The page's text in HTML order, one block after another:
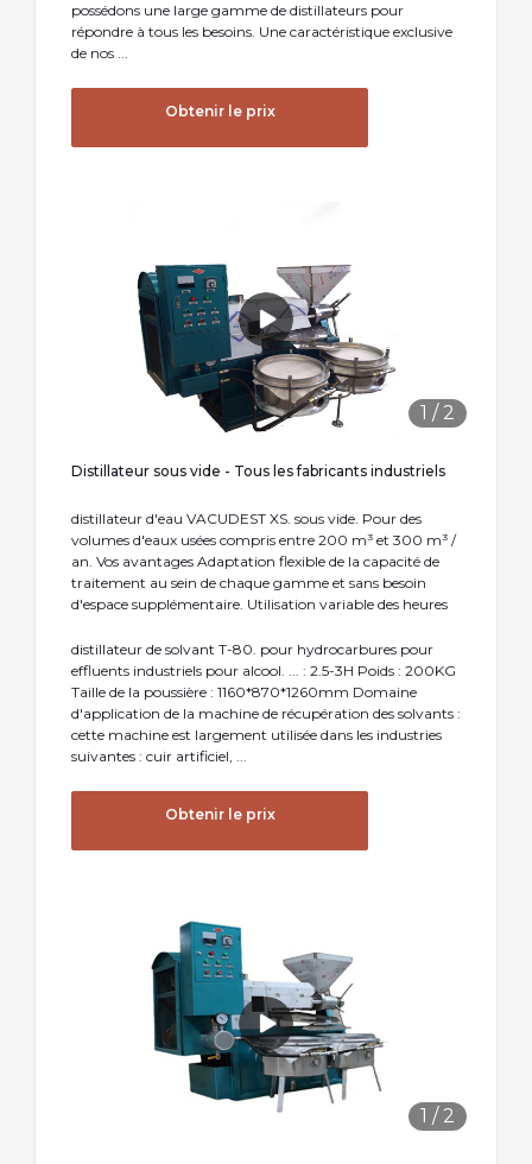
possédons une large gamme de distillateurs pour
répondre à tous les besoins. Une caractéristique exclusive
de nos ...
Obtenir le prix
1 / 2
Distillateur sous vide - Tous les fabricants industriels
distillateur d'eau VACUDEST XS. sous vide. Pour des
volumes d'eaux usées compris entre 200 m³ et 300 m³ /
an. Vos avantages Adaptation flexible de la capacité de
traitement au sein de chaque gamme et sans besoin
d'espace supplémentaire. Utilisation variable des heures
distillateur de solvant T-80. pour hydrocarbures pour
effluents industriels pour alcool. ... : 2.5-3H Poids : 200KG
Taille de la poussière : 1160*870*1260mm Domaine
d'application de la machine de récupération des solvants :
cette machine est largement utilisée dans les industries
suivantes : cuir artificiel, ...
Obtenir le prix
1 / 2